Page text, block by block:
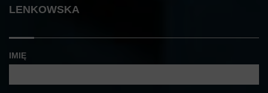
LENKOWSKA
IMIĘ